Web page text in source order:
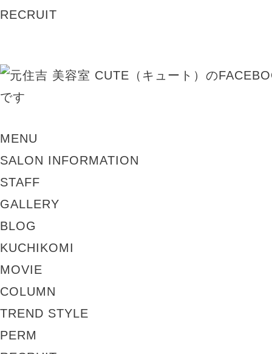
RECRUIT
MENU
SALON INFORMATION
STAFF
GALLERY
BLOG
KUCHIKOMI
MOVIE
COLUMN
TREND STYLE
PERM